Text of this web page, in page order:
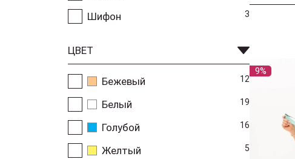
Шифон 3
ЦВЕТ
Бежевый 12
Белый 19
Голубой 16
Желтый 5
9%